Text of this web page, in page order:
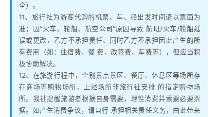
全）。
11、旅行社为游客代购的机票、车、船出发时间请以票面为
准；因“火车、轮船、航空公司”原因导致 航班/火车/轮船延
误或更改，乙方不承担责任、同时乙方不承担因此产生的所
有费用（如：住宿费、餐 费、改签费、车费等），但应当积
极协助解决。
12、在旅游行程中，个别景点景区、餐厅、休息区等场所存
在商场等购物场所，上述场所非旅行社安排 的指定购物场
所。我社提醒旅游者根据自身需要，理性消费并索要必要票
据。如产生消费争议，请自行 承担相关责任义务，由此带来